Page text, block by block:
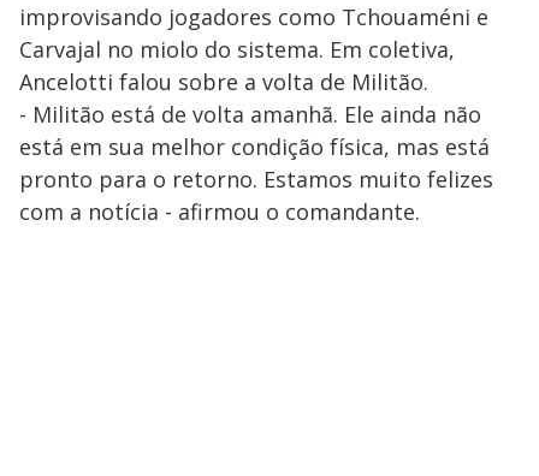
improvisando jogadores como Tchouaméni e
Carvajal no miolo do sistema. Em coletiva,
Ancelotti falou sobre a volta de Militão.
- Militão está de volta amanhã. Ele ainda não
está em sua melhor condição física, mas está
pronto para o retorno. Estamos muito felizes
com a notícia - afirmou o comandante.